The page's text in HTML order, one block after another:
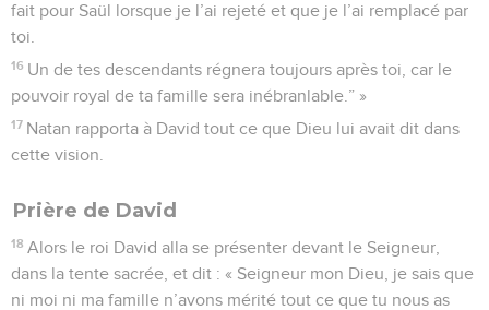
fait pour Saül lorsque je l’ai rejeté et que je l’ai remplacé par
toi.
16 Un de tes descendants régnera toujours après toi, car le
pouvoir royal de ta famille sera inébranlable.” »
17 Natan rapporta à David tout ce que Dieu lui avait dit dans
cette vision.
Prière de David
18 Alors le roi David alla se présenter devant le Seigneur,
dans la tente sacrée, et dit : « Seigneur mon Dieu, je sais que
ni moi ni ma famille n’avons mérité tout ce que tu nous as